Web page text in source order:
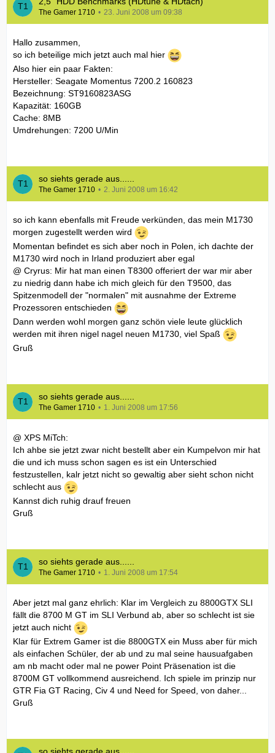
The Gamer 1710 23. Juni 2008 um 09:38
Hallo zusammen,
so ich beteilige mich jetzt auch mal hier
Also hier ein paar Fakten:
Hersteller: Seagate Momentus 7200.2 160823
Bezeichnung: ST9160823ASG
Kapazität: 160GB
Cache: 8MB
Umdrehungen: 7200 U/Min
so siehts gerade aus......
The Gamer 1710 2. Juni 2008 um 16:42
so ich kann ebenfalls mit Freude verkünden, das mein M1730
morgen zugestellt werden wird
Momentan befindet es sich aber noch in Polen, ich dachte der
M1730 wird noch in Irland produziert aber egal
@ Cryrus: Mir hat man einen T8300 offeriert der war mir aber
zu niedrig dann habe ich mich gleich für den T9500, das
Spitzenmodell der "normalen" mit ausnahme der Extreme
Prozessoren entschieden
Dann werden wohl morgen ganz schön viele leute glücklich
werden mit ihren nigel nagel neuen M1730, viel Spaß
Gruß
so siehts gerade aus......
The Gamer 1710 1. Juni 2008 um 17:56
@ XPS MiTch:
Ich ahbe sie jetzt zwar nicht bestellt aber ein Kumpelvon mir hat
die und ich muss schon sagen es ist ein Unterschied
festzustellen, kalr jetzt nicht so gewaltig aber sieht schon nicht
schlecht aus
Kannst dich ruhig drauf freuen
Gruß
so siehts gerade aus......
The Gamer 1710 1. Juni 2008 um 17:54
Aber jetzt mal ganz ehrlich: Klar im Vergleich zu 8800GTX SLI
fällt die 8700 M GT im SLI Verbund ab, aber so schlecht ist sie
jetzt auch nicht
Klar für Extrem Gamer ist die 8800GTX ein Muss aber für mich
als einfachen Schüler, der ab und zu mal seine hausuafgaben
am nb macht oder mal ne power Point Präsenation ist die
8700M GT vollkommend ausreichend. Ich spiele im prinzip nur
GTR Fia GT Racing, Civ 4 und Need for Speed, von daher...
Gruß